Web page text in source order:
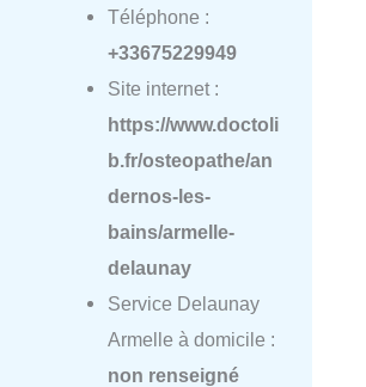
Téléphone :
+33675229949
Site internet :
https://www.doctoli
b.fr/osteopathe/an
dernos-les-
bains/armelle-
delaunay
Service Delaunay
Armelle à domicile :
non renseigné